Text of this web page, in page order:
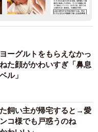
ーグルトをもらえなかっ
た顔がかわいすぎ「鼻息
ル」
飼い主が帰宅すると→愛
コ様でも戸惑うのね